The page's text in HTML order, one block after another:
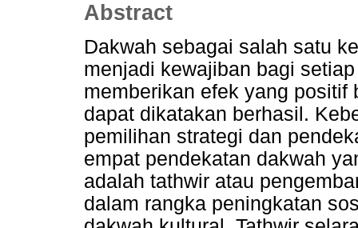
Abstract
Dakwah sebagai salah satu
menjadi kewajiban bagi
memberikan efek yang positif
dapat dikatakan berhasil.
pemilihan strategi dan
empat pendekatan dakwah
adalah tathwir atau
dalam rangka peningkatan